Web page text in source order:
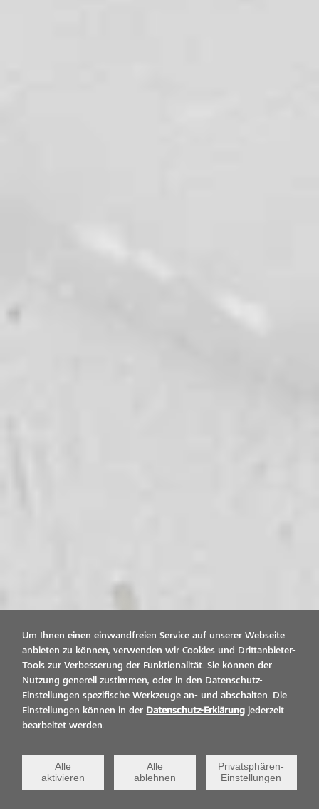
Um Ihnen einen einwandfreien Service auf unserer Webseite
anbieten zu können, verwenden wir Cookies und Drittanbieter-
Tools zur Verbesserung der Funktionalität. Sie können der
Nutzung generell zustimmen, oder in den Datenschutz-
Einstellungen spezifische Werkzeuge an- und abschalten. Die
Einstellungen können in der Datenschutz-Erklärung jederzeit
bearbeitet werden.
Alle
aktivieren
Alle
ablehnen
Privatsphären-
Einstellungen